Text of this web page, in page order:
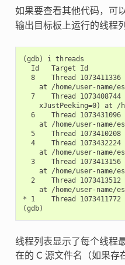
如果要查看其他代码，可
输出目标板上运行的线程
(gdb) i threads
Id   Target Id
8    Thread 1073411336
at /home/user-name/
7    Thread 1073408744
xJustPeeking=0) at /
6    Thread 1073431096
at /home/user-name/
5    Thread 1073410208
4    Thread 1073432224
at /home/user-name/
3    Thread 1073413156
at /home/user-name/
2    Thread 1073413512
at /home/user-name/
* 1    Thread
线程列表显示了每个线程
在的 C 源文件名（如果存